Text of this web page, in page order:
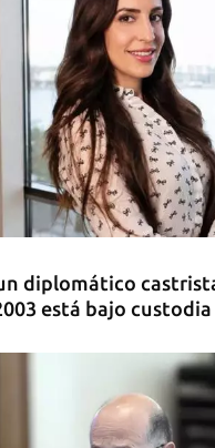
diplomático
está bajo custodia